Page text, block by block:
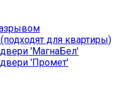
для квартиры)
'МагнаБел'
'Промет'